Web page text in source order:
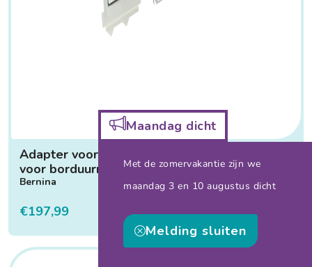
Adapter voor borduurwerk met de vrije arm
voor borduurraam medium en klein
Bernina
€197,99
Maandag dicht
Met de zomervakantie zijn we
maandag 3 en 10 augustus dicht
Melding sluiten